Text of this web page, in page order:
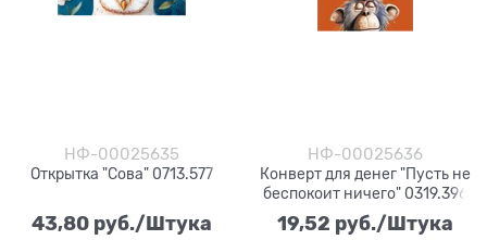
НФ-00025635
Открытка "Сова" 0713.577
43,80 руб./Штука
НФ-00025636
Конверт для денег "Пусть не
беспокоит ничего" 0319.396
19,52 руб./Штука